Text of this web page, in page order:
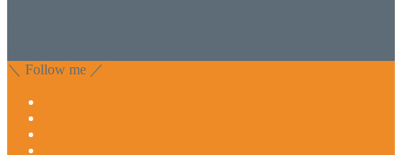
＼ Follow me ／